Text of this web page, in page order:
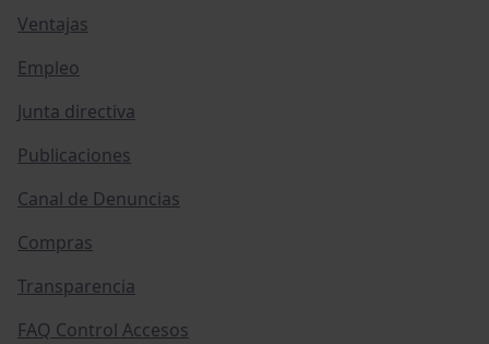
Ventajas
Empleo
Junta directiva
Publicaciones
Canal de Denuncias
Compras
Transparencia
FAQ Control Accesos